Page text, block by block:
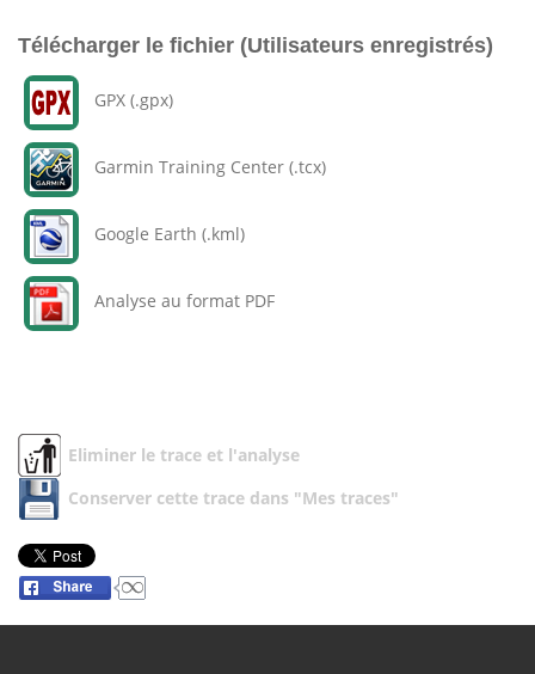
Télécharger le fichier (Utilisateurs enregistrés)
GPX (.gpx)
Garmin Training Center (.tcx)
Google Earth (.kml)
Analyse au format PDF
Eliminer le trace et l'analyse
Conserver cette trace dans "Mes traces"